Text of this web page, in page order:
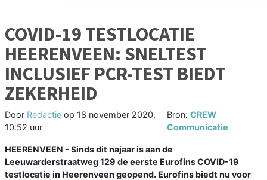
COVID-19 TESTLOCATIE
HEERENVEEN: SNELTEST
INCLUSIEF PCR-TEST BIEDT
ZEKERHEID
Door Redactie op 18 november 2020,
10:52 uur
Bron: CREW
Communicatie
HEERENVEEN - Sinds dit najaar is aan de
Leeuwarderstraatweg 129 de eerste Eurofins COVID-19
testlocatie in Heerenveen geopend. Eurofins biedt nu voor